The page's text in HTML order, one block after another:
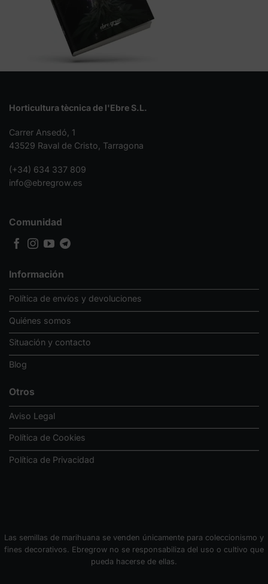
Horticultura tècnica de l'Ebre S.L.
Carrer Ansedó, 1
43529 Raval de Cristo, Tarragona
(+34) 634 337 809
info@ebregrow.es
Información
Política de envíos y devoluciones
Quiénes somos
Situación y contacto
Blog
Otros
Aviso Legal
Política de Cookies
Política de Privacidad
Comunidad
Las semillas de marihuana se venden únicamente para coleccionismo y
fines decorativos. Ebregrow no se responsabiliza del uso o cultivo que
pueda hacerse de ellas.